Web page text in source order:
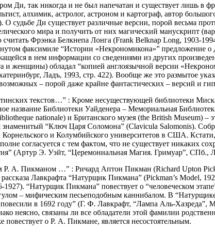
Ди, так никогда и не был напечатан и существует лишь
алхимик, астролог, астроном и картограф, автор
О судьбе Ди существует различные версии, порой весьма
мира и получить от них магический
Фрэнка Белкнепа Лонга (Frank Belknap Long, 1903-
факсимиле “Истории «Некрономикона»”
в нем информации со сведениями из других
и женщины) обладал “копией англоязычной версии
Ладъ, 1993, стр. 422). Вообще же это размытое
– порой даже крайне фантастических – версий и
текстов…” : Кроме несуществующей библиотеки
название Библиотеки Уайденера – Мемориальная
nationale) и Британского музея (the British
знаменитый “Ключ Царя Соломона” (Clavicula Salomonis).
Корнельского и Колумбийского университетов в США.
согласуется с тем фактом, что не существует никаких
(Артур Э. Уэйт, “Церемониальная Магия. Гримуар”,
Р. А. Пикманом …” : Ричард Аптон Пикман (Richard Upton
Лавкрафта “Натурщик Пикмана” (Pickman’s Model,
1927). “Натурщик Пикмана” повествует о “человеческом
– мифическим песьеподобным каннибалом. В
повесили в 1692 году” (Г. Ф. Лавкрафт, “Лампа Аль-
неясно, связаны ли все обладатели этой фамилии
повествует о Р. А. Пикмане, является несостоятельным.